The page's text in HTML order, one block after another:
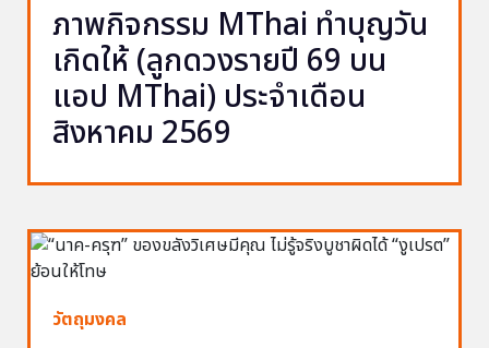
ภาพกิจกรรม MThai ทำบุญวัน
เกิดให้ (ลูกดวงรายปี 69 บน
แอป MThai) ประจำเดือน
สิงหาคม 2569
วัตถุมงคล